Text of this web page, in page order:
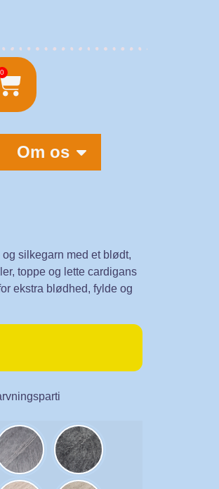
0
Om os
silkegarn med et blødt,
toppe og lette cardigans
ekstra blødhed, fylde og